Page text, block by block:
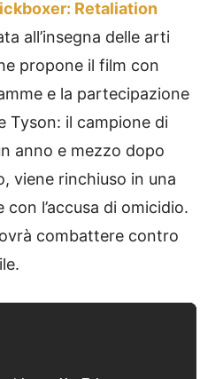
Retaliation
all’insegna delle arti
propone il film con
e la partecipazione
Tyson: il campione di
anno e mezzo dopo
viene rinchiuso in una
l’accusa di omicidio.
combattere contro